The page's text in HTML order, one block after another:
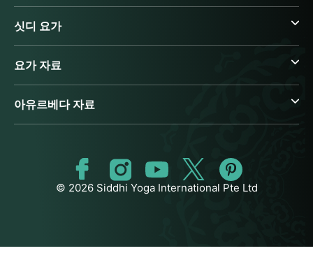
싯디 요가
요가 자료
아유르베다 자료
© 2026 Siddhi Yoga International Pte Ltd